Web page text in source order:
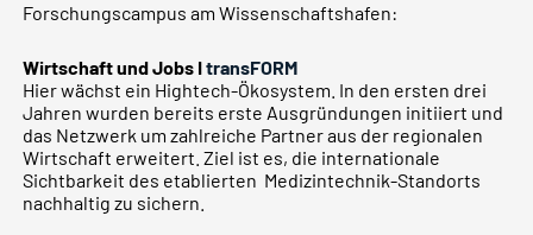
Forschungscampus am Wissenschaftshafen:
Wirtschaft und Jobs ItransFORM
Hier wächst ein Hightech-Ökosystem. In den ersten drei
Jahren wurden bereits erste Ausgründungen initiiert und
das Netzwerk um zahlreiche Partner aus der regionalen
Wirtschaft erweitert. Ziel ist es, die internationale
Sichtbarkeit des etablierten Medizintechnik-Standorts
nachhaltig zu sichern.